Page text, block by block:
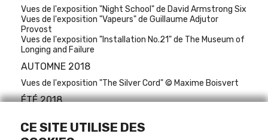
Vues de l'exposition "Night School" de David Armstrong Six
Vues de l'exposition "Vapeurs" de Guillaume Adjutor
Provost
Vues de l'exposition "Installation No.21" de The Museum of
Longing and Failure
AUTOMNE 2018
Vues de l'exposition "The Silver Cord" © Maxime Boisvert
ÉTÉ 2018
Schwebel © Maxime Boisvert
Vues de l'exposition "Un feu permanent à l'intérieur de
CE SITE UTILISE DES